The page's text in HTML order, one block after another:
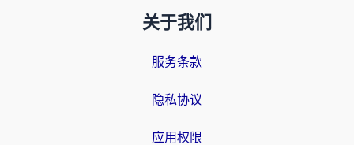
关于我们
服务条款
隐私协议
应用权限